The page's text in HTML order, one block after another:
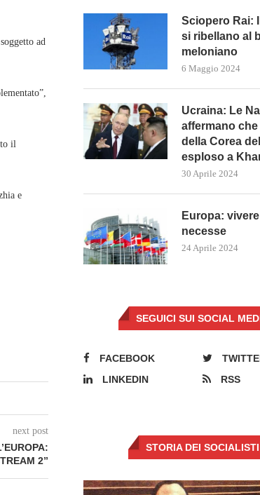
ad
il
e
next post
2”
Sciopero Rai:
si ribellano al
meloniano
6 Maggio 2024
Ucraina: Le
affermano
della Corea
esploso a
30 Aprile 2024
Europa:
necesse
24 Aprile 2024
SEGUICI SUI SOCIAL
FACEBOOK
LINKEDIN
RSS
STORIA DEI SOCIALISTI